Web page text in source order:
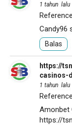
1 tahun lalu
Candy96
Balas
https://
casinos-
1 tahun lalu
Amonbet
https://